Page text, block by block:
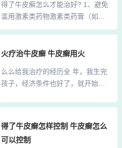
院皮肤科是全国知名的皮肤科专
科，拥有先进的诊疗设...
可以达到治疗银屑病的目的。2、对
于皮疹常有红热肿痛特点的牛皮癣
患者，中医认为这属于热的范畴，
常用药物有二花（金银花）、黄
等，这些药物能够清热解毒，凉血
消肿，有助于减轻牛皮癣的红肿热
痛症状。3、常用药物包括当...
得了牛皮癣怎么才能治好? 1、避免
滥用激素类药物激素类药膏（如糖
皮质激素）虽能快速缓解皮损、止
治牛皮癣。长期或不当使用会导致
赖性皮炎等副作用，甚至诱发红皮
病型或脓疱型牛皮癣等重症。需严
癣（寻常性银屑病），可通过以下
方式科学应对：外用药物治疗在医
火疗治牛皮癣 牛皮癣用火
么么给我治疗的经历全 年，我生完
孩子，经济条件也好了，就开始关
通过背部疏通经络治疗的医院，我
了，但效果并不好。后来，我又尝
试了火疗，用在头部也有效果，但
得了牛皮癣怎样控制 牛皮癣怎么
可以控制